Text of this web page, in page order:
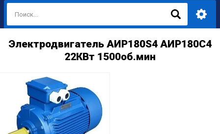
Электродвигатель АИР180S4 АИР180С4
22КВт 1500об.мин